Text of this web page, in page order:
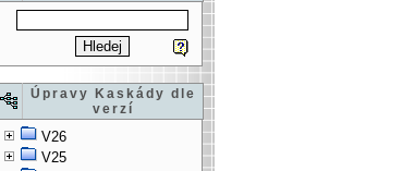
Úpravy Kaskády dle
verzí
V26
V25